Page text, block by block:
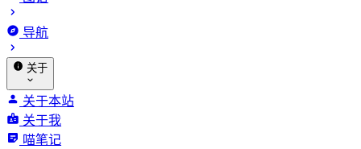
导航
关于
关于本站
关于我
喵笔记